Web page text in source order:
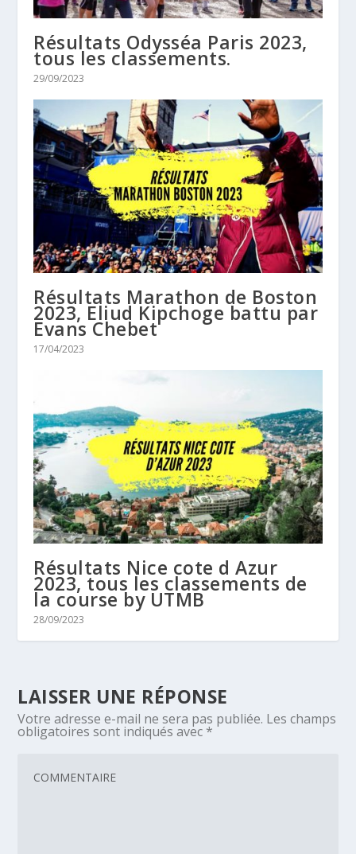
Résultats Odysséa Paris 2023,
tous les classements.
29/09/2023
Résultats Marathon de Boston
2023, Eliud Kipchoge battu par
Evans Chebet
17/04/2023
Résultats Nice cote d Azur
2023, tous les classements de
la course by UTMB
28/09/2023
LAISSER UNE RÉPONSE
Votre adresse e-mail ne sera pas publiée. Les champs
obligatoires sont indiqués avec *